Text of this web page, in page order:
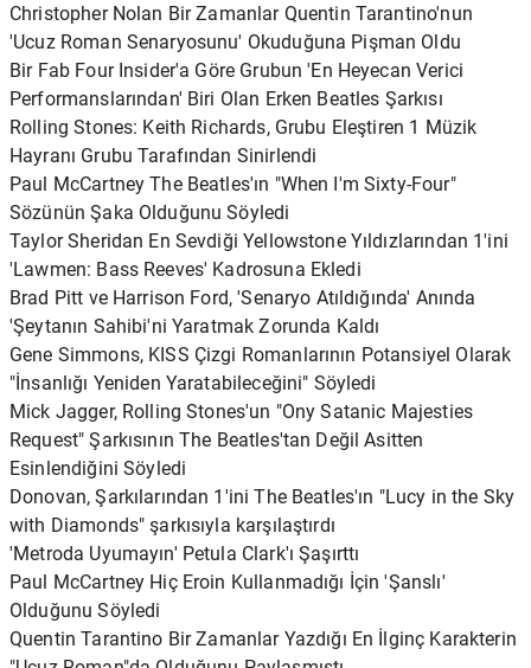
Christopher Nolan Bir Zamanlar Quentin Tarantino'nun
'Ucuz Roman Senaryosunu' Okuduğuna Pişman Oldu
Bir Fab Four Insider'a Göre Grubun 'En Heyecan Verici
Performanslarından' Biri Olan Erken Beatles Şarkısı
Rolling Stones: Keith Richards, Grubu Eleştiren 1 Müzik
Hayranı Grubu Tarafından Sinirlendi
Paul McCartney The Beatles'ın "When I'm Sixty-Four"
Sözünün Şaka Olduğunu Söyledi
Taylor Sheridan En Sevdiği Yellowstone Yıldızlarından 1'ini
'Lawmen: Bass Reeves' Kadrosuna Ekledi
Brad Pitt ve Harrison Ford, 'Senaryo Atıldığında' Anında
'Şeytanın Sahibi'ni Yaratmak Zorunda Kaldı
Gene Simmons, KISS Çizgi Romanlarının Potansiyel Olarak
"İnsanlığı Yeniden Yaratabileceğini" Söyledi
Mick Jagger, Rolling Stones'un "Ony Satanic Majesties
Request" Şarkısının The Beatles'tan Değil Asitten
Esinlendiğini Söyledi
Donovan, Şarkılarından 1'ini The Beatles'ın "Lucy in the Sky
with Diamonds" şarkısıyla karşılaştırdı
'Metroda Uyumayın' Petula Clark'ı Şaşırttı
Paul McCartney Hiç Eroin Kullanmadığı İçin 'Şanslı'
Olduğunu Söyledi
Quentin Tarantino Bir Zamanlar Yazdığı En İlginç Karakterin